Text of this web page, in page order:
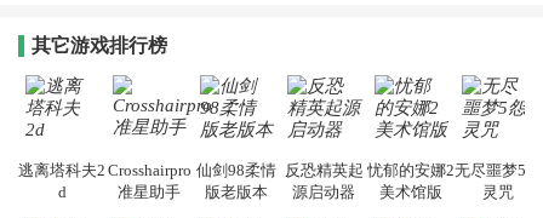
其它游戏排行榜
逃离塔科夫2
d
Crosshairpro
准星助手
仙剑98柔情
版老版本
反恐精英起
源启动器
忧郁的安娜2
美术馆版
无尽噩梦5怨
灵咒